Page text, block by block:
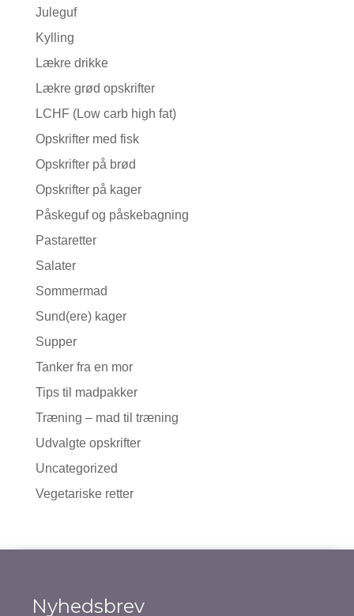
Juleguf
Kylling
Lækre drikke
Lækre grød opskrifter
LCHF (Low carb high fat)
Opskrifter med fisk
Opskrifter på brød
Opskrifter på kager
Påskeguf og påskebagning
Pastaretter
Salater
Sommermad
Sund(ere) kager
Supper
Tanker fra en mor
Tips til madpakker
Træning – mad til træning
Udvalgte opskrifter
Uncategorized
Vegetariske retter
Nyhedsbrev